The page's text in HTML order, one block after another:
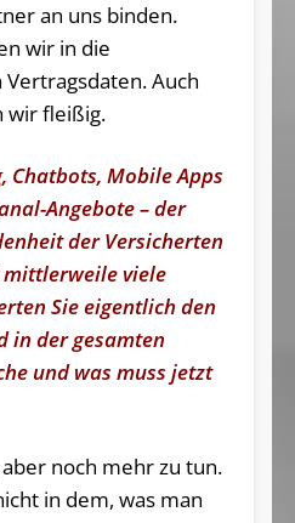
an uns binden.
wir in die
Auch
wir fleißig.
Chatbots, Mobile Apps
Angebote – der
der Versicherten
viele
Sie eigentlich den
in der gesamten
und was muss jetzt
noch mehr zu tun.
in dem, was man